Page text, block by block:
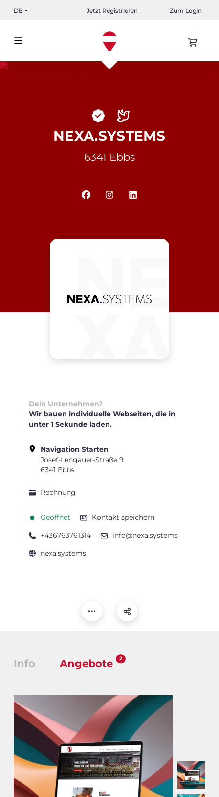
DE Jetzt Registrieren Zum Login
NEXA.SYSTEMS
6341 Ebbs
Dein Unternehmen?
Wir bauen individuelle Webseiten, die in
unter 1 Sekunde laden.
Navigation Starten
Josef-Lengauer-Straße 9
6341 Ebbs
Rechnung
Geöffnet Kontakt speichern
+436763761314 info@nexa.systems
nexa.systems
Info Angebote 2